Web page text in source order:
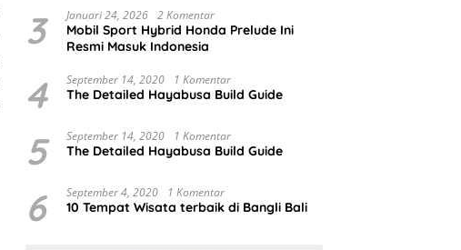
3 Januari 24, 2026 2 Komentar
Mobil Sport Hybrid Honda Prelude Ini
Resmi Masuk Indonesia
4 September 14, 2020 1 Komentar
The Detailed Hayabusa Build Guide
5 September 14, 2020 1 Komentar
The Detailed Hayabusa Build Guide
6 September 4, 2020 1 Komentar
10 Tempat Wisata terbaik di Bangli Bali